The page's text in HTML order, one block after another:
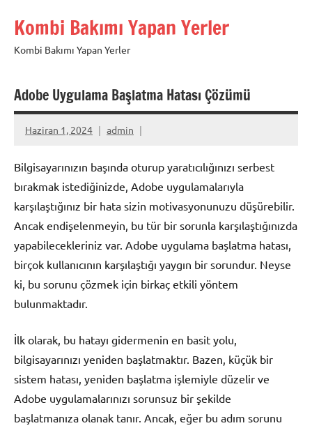
Kombi Bakımı Yapan Yerler
Kombi Bakımı Yapan Yerler
Adobe Uygulama Başlatma Hatası Çözümü
Haziran 1, 2024 admin
Bilgisayarınızın başında oturup yaratıcılığınızı serbest
bırakmak istediğinizde, Adobe uygulamalarıyla
karşılaştığınız bir hata sizin motivasyonunuzu düşürebilir.
Ancak endişelenmeyin, bu tür bir sorunla karşılaştığınızda
yapabilecekleriniz var. Adobe uygulama başlatma hatası,
birçok kullanıcının karşılaştığı yaygın bir sorundur. Neyse
ki, bu sorunu çözmek için birkaç etkili yöntem
bulunmaktadır.
İlk olarak, bu hatayı gidermenin en basit yolu,
bilgisayarınızı yeniden başlatmaktır. Bazen, küçük bir
sistem hatası, yeniden başlatma işlemiyle düzelir ve
Adobe uygulamalarınızı sorunsuz bir şekilde
başlatmanıza olanak tanır. Ancak, eğer bu adım sorunu